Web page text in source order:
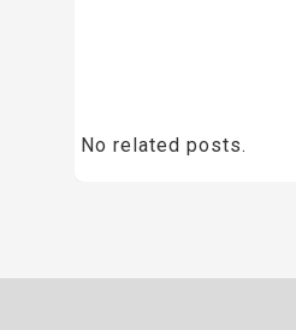
No related posts.